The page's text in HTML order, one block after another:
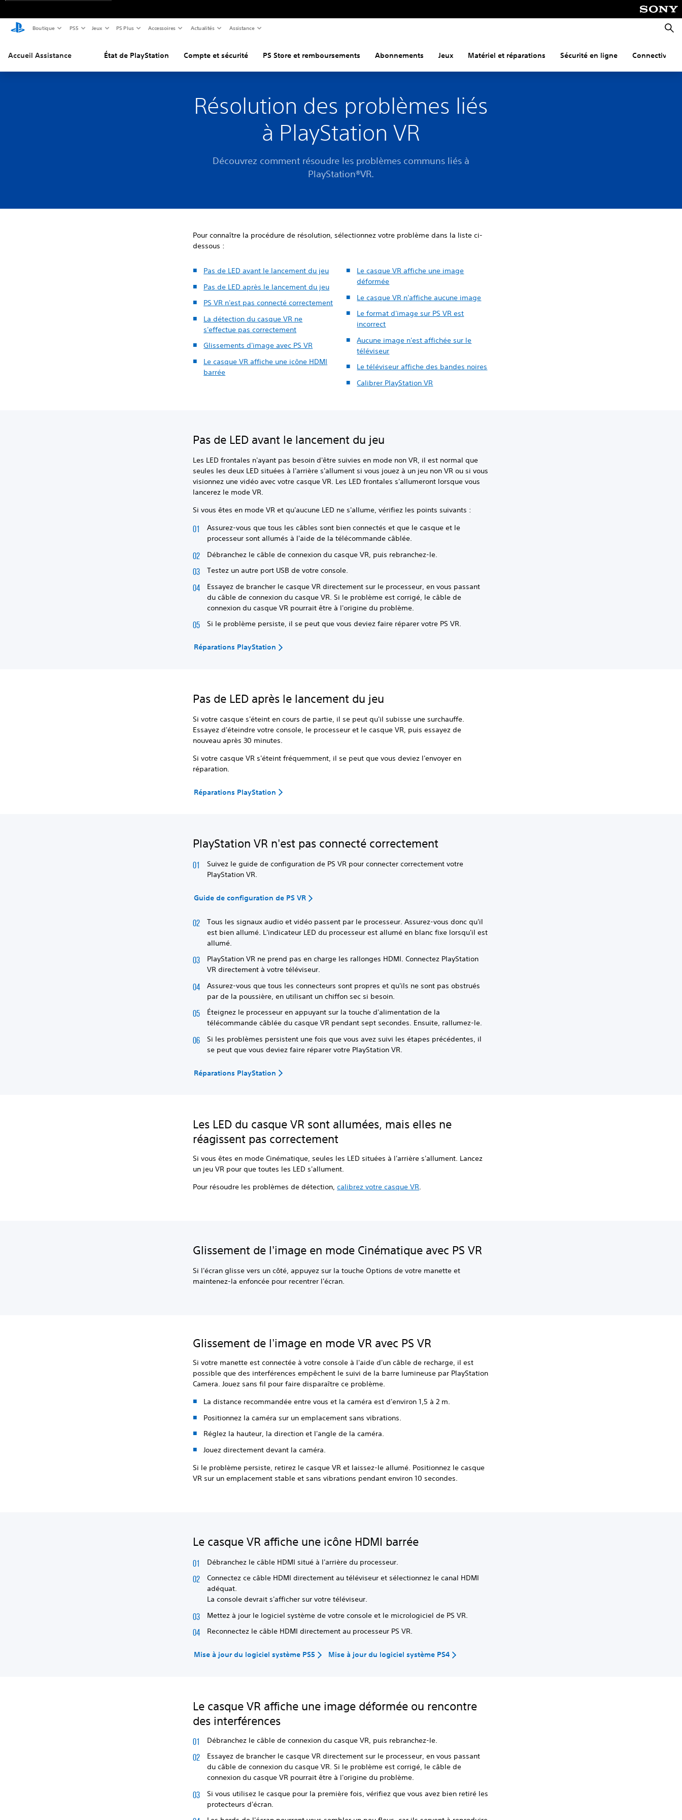
Boutique PS5 Jeux PS Plus Accessoires Actualités Assistance
Accueil Assistance État de PlayStation Compte et sécurité PS Store et remboursements Abonnements Jeux Matériel et réparations Sécurité en ligne Connectivité
Résolution des problèmes liés
à PlayStation VR
Découvrez comment résoudre les problèmes communs liés à
PlayStation®VR.
Pour connaître la procédure de résolution, sélectionnez votre problème dans la liste ci-
dessous :
Pas de LED avant le lancement du jeu
Pas de LED après le lancement du jeu
PS VR n'est pas connecté correctement
La détection du casque VR ne
s'effectue pas correctement
Glissements d'image avec PS VR
Le casque VR affiche une icône HDMI
barrée
Le casque VR affiche une image
déformée
Le casque VR n'affiche aucune image
Le format d'image sur PS VR est
incorrect
Aucune image n'est affichée sur le
téléviseur
Le téléviseur affiche des bandes noires
Calibrer PlayStation VR
Pas de LED avant le lancement du jeu
Les LED frontales n'ayant pas besoin d'être suivies en mode non VR, il est normal que
seules les deux LED situées à l'arrière s'allument si vous jouez à un jeu non VR ou si vous
visionnez une vidéo avec votre casque VR. Les LED frontales s'allumeront lorsque vous
lancerez le mode VR.
Si vous êtes en mode VR et qu'aucune LED ne s'allume, vérifiez les points suivants :
Assurez-vous que tous les câbles sont bien connectés et que le casque et le
processeur sont allumés à l'aide de la télécommande câblée.
Débranchez le câble de connexion du casque VR, puis rebranchez-le.
Testez un autre port USB de votre console.
Essayez de brancher le casque VR directement sur le processeur, en vous passant
du câble de connexion du casque VR. Si le problème est corrigé, le câble de
connexion du casque VR pourrait être à l'origine du problème.
Si le problème persiste, il se peut que vous deviez faire réparer votre PS VR.
Réparations PlayStation
Pas de LED après le lancement du jeu
Si votre casque s'éteint en cours de partie, il se peut qu'il subisse une surchauffe.
Essayez d'éteindre votre console, le processeur et le casque VR, puis essayez de
nouveau après 30 minutes.
Si votre casque VR s'éteint fréquemment, il se peut que vous deviez l'envoyer en
réparation.
Réparations PlayStation
PlayStation VR n'est pas connecté correctement
Suivez le guide de configuration de PS VR pour connecter correctement votre
PlayStation VR.
Guide de configuration de PS VR
Tous les signaux audio et vidéo passent par le processeur. Assurez-vous donc qu'il
est bien allumé. L'indicateur LED du processeur est allumé en blanc fixe lorsqu'il est
allumé.
PlayStation VR ne prend pas en charge les rallonges HDMI. Connectez PlayStation
VR directement à votre téléviseur.
Assurez-vous que tous les connecteurs sont propres et qu'ils ne sont pas obstrués
par de la poussière, en utilisant un chiffon sec si besoin.
Éteignez le processeur en appuyant sur la touche d'alimentation de la
télécommande câblée du casque VR pendant sept secondes. Ensuite, rallumez-le.
Si les problèmes persistent une fois que vous avez suivi les étapes précédentes, il
se peut que vous deviez faire réparer votre PlayStation VR.
Réparations PlayStation
Les LED du casque VR sont allumées, mais elles ne
réagissent pas correctement
Si vous êtes en mode Cinématique, seules les LED situées à l'arrière s'allument. Lancez
un jeu VR pour que toutes les LED s'allument.
Pour résoudre les problèmes de détection,calibrez votre casque VR.
Glissement de l'image en mode Cinématique avec PS VR
Si l'écran glisse vers un côté, appuyez sur la touche Options de votre manette et
maintenez-la enfoncée pour recentrer l'écran.
Glissement de l'image en mode VR avec PS VR
Si votre manette est connectée à votre console à l'aide d'un câble de recharge, il est
possible que des interférences empêchent le suivi de la barre lumineuse par PlayStation
Camera. Jouez sans fil pour faire disparaître ce problème.
La distance recommandée entre vous et la caméra est d'environ 1,5 à 2 m.
Positionnez la caméra sur un emplacement sans vibrations.
Réglez la hauteur, la direction et l'angle de la caméra.
Jouez directement devant la caméra.
Si le problème persiste, retirez le casque VR et laissez-le allumé. Positionnez le casque
VR sur un emplacement stable et sans vibrations pendant environ 10 secondes.
Le casque VR affiche une icône HDMI barrée
Débranchez le câble HDMI situé à l'arrière du processeur.
Connectez ce câble HDMI directement au téléviseur et sélectionnez le canal HDMI
adéquat.
La console devrait s'afficher sur votre téléviseur.
Mettez à jour le logiciel système de votre console et le micrologiciel de PS VR.
Reconnectez le câble HDMI directement au processeur PS VR.
Mise à jour du logiciel système PS5 Mise à jour du logiciel système PS4
Le casque VR affiche une image déformée ou rencontre
des interférences
Débranchez le câble de connexion du casque VR, puis rebranchez-le.
Essayez de brancher le casque VR directement sur le processeur, en vous passant
du câble de connexion du casque VR. Si le problème est corrigé, le câble de
connexion du casque VR pourrait être à l'origine du problème.
Si vous utilisez le casque pour la première fois, vérifiez que vous avez bien retiré les
protecteurs d'écran.